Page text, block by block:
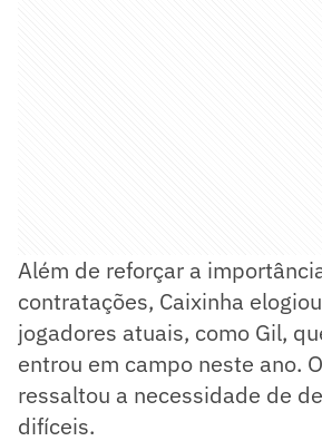
Além de reforçar a
contratações, Caixinha
jogadores atuais, como Gil,
entrou em campo neste ano.
ressaltou a necessidade de
difíceis.